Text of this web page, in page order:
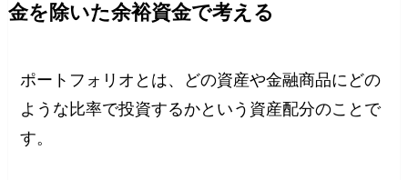
金を除いた余裕資金で考える
ポートフォリオとは、どの資産や金融商品にどの
ような比率で投資するかという資産配分のことで
す。